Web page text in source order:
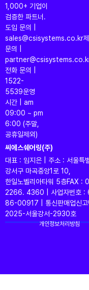
1,000+ 기업이
검증한 파트너.
도입 문의 |
sales@csisystems.co.kr
문의 |
전화 문의 |
1522-
5539운영
시간 | am
09:00 ~ pm
6:00 (주말,
공휴일제외)
씨에스쉐어링(주)
대표 : 임지은 | 주소 : 서울특
강서구 마곡중앙1로 10,
한일노벨리아타워 5층FAX :
2266. 4360 | 사업자번호 :
86-00917 | 통신판매업신고
2025-서울강서-2930호
개인정보처리방침